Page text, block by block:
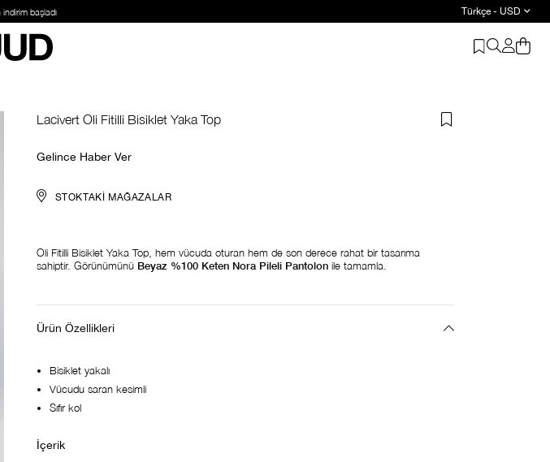
Türkçe - USD
Lacivert Oli Fitilli Bisiklet Yaka Top
Gelince Haber Ver
STOKTAKI MAĞAZALAR
Oli Fitilli Bisiklet Yaka Top, hem vücuda oturan hem de son derece rahat bir tasarıma
sahiptir. Görünümünü Beyaz %100 Keten Nora Pileli Pantolon ile tamamla.
Ürün Özellikleri
Bisiklet yakalı
Vücudu saran kesimli
Sıfır kol